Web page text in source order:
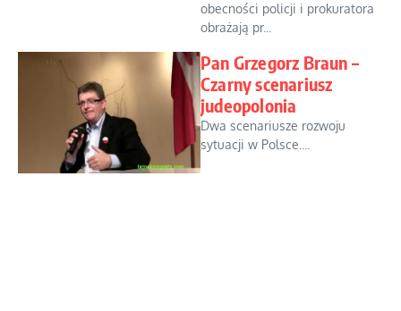
obecności policji i prokuratora
obrażają pr...
Pan Grzegorz Braun –
Czarny scenariusz
judeopolonia
Dwa scenariusze rozwoju
sytuacji w Polsce....